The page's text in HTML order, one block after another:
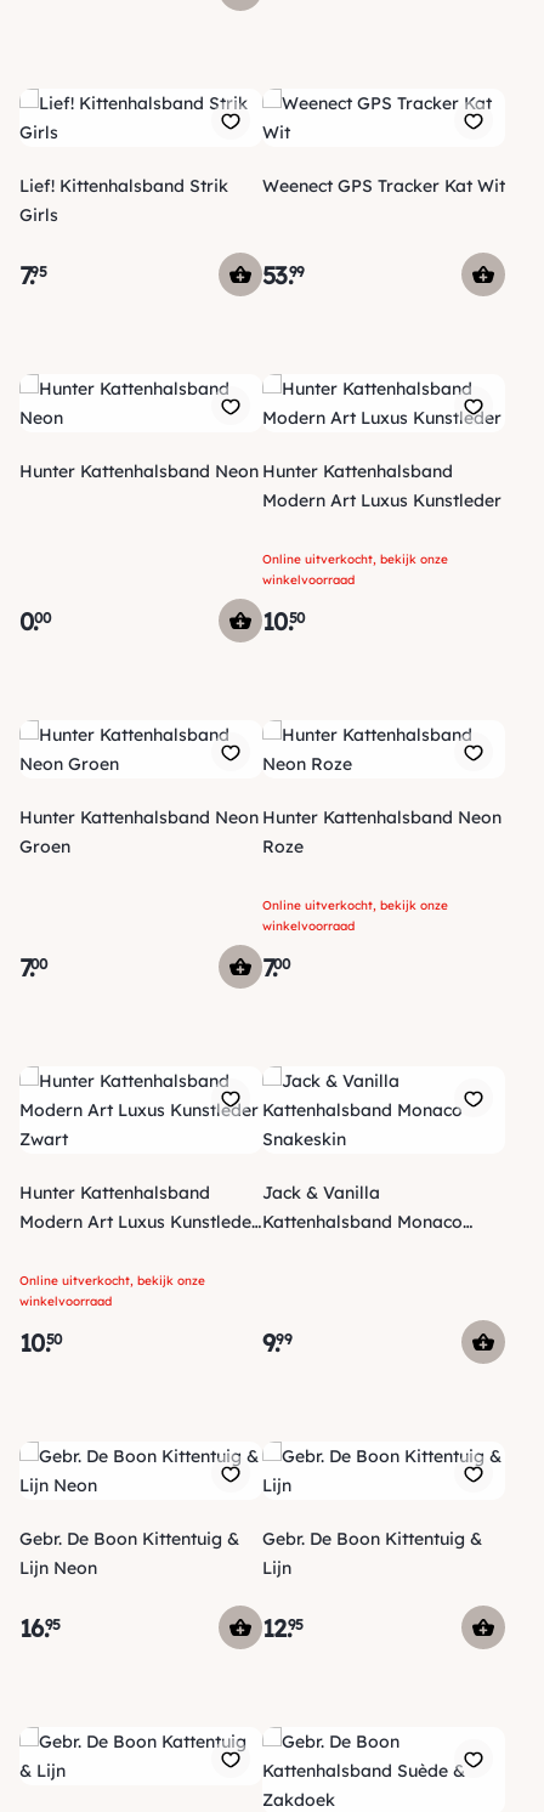
Lief! Kittenhalsband Strik
Girls
7.95
Weenect GPS Tracker Kat Wit
53.99
Hunter Kattenhalsband Neon
0.00
Hunter Kattenhalsband
Modern Art Luxus Kunstleder
Online uitverkocht, bekijk onze
winkelvoorraad
10.50
Hunter Kattenhalsband Neon
Groen
7.00
Hunter Kattenhalsband Neon
Roze
Online uitverkocht, bekijk onze
winkelvoorraad
7.00
Hunter Kattenhalsband
Modern Art Luxus Kunstleder
Online uitverkocht, bekijk onze
winkelvoorraad
10.50
Jack & Vanilla
Kattenhalsband Monaco
9.99
Gebr. De Boon Kittentuig &
Lijn Neon
16.95
Gebr. De Boon Kittentuig &
Lijn
12.95